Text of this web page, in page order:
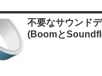
不要なサウンド
(Boomと